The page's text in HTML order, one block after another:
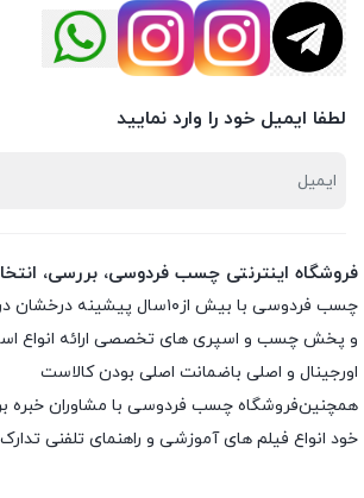
لطفا ایمیل خود را وارد نمایید
فروشگاه اینترنتی چسب فردوسی، بررسی،
چسب فردوسی با بیش از۱۰سال
و پخش چسب و اسپری های تخصصی ارائه انواع
اورجینال و اصلی باضمانت اصلی بودن کالاست
همچنین‌فروشگاه چسب فردوسی با مشاوران خبره
خود انواع فیلم های آموزشی و راهنمای تلفنی